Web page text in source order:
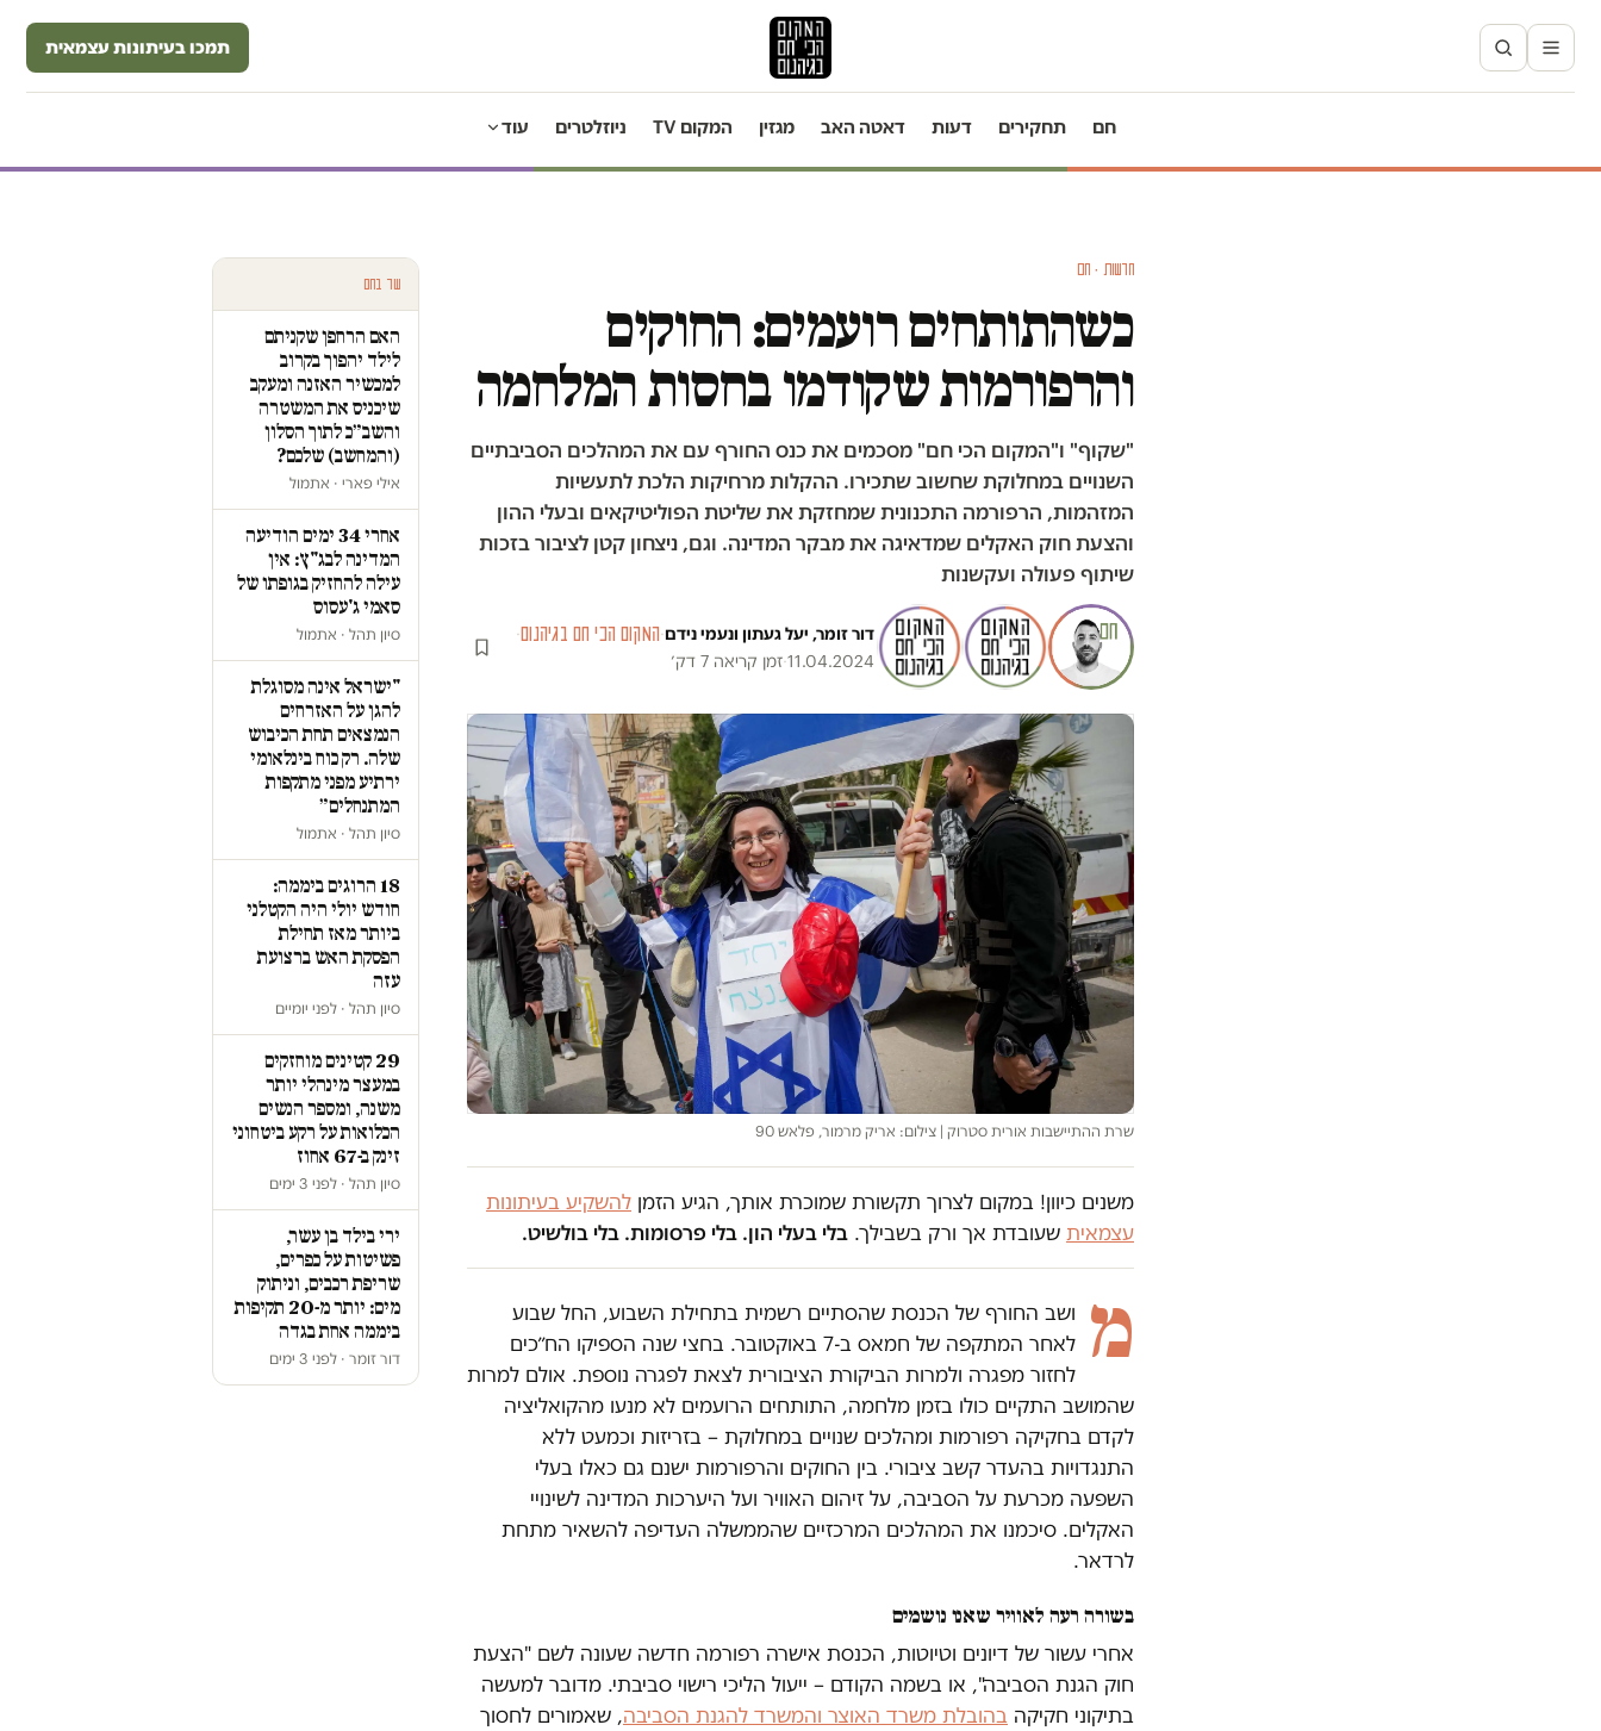
תמכו בעיתונות עצמאית
חם תחקירים דעות דאטה האב מגזין המקום TV ניוזלטרים עוד
חדשות · חם
כשהתותחים רועמים: החוקים
והרפורמות שקודמו בחסות המלחמה
"שקוף" ו"המקום הכי חם" מסכמים את כנס החורף עם את המהלכים הסביבתיים
השנויים במחלוקת שחשוב שתכירו. ההקלות מרחיקות הלכת לתעשיות
המזהמות, הרפורמה התכנונית שמחזקת את שליטת הפוליטיקאים ובעלי ההון
והצעת חוק האקלים שמדאיגה את מבקר המדינה. וגם, ניצחון קטן לציבור בזכות
שיתוף פעולה ועקשנות
דור זומר, יעל געתון ונעמי נידם·המקום הכי חם בגיהנום·
11.04.2024
·זמן קריאה 7 דק׳
שרת ההתיישבות אורית סטרוק | צילום: אריק מרמור, פלאש 90
משנים כיוון! במקום לצרוך תקשורת שמוכרת אותך, הגיע הזמן להשקיע בעיתונות
עצמאית שעובדת אך ורק בשבילך. בלי בעלי הון. בלי פרסומות. בלי בולשיט.
מ
ושב החורף של הכנסת שהסתיים רשמית בתחילת השבוע, החל שבוע
לאחר המתקפה של חמאס ב-7 באוקטובר. בחצי שנה הספיקו הח״כים
לחזור מפגרה ולמרות הביקורת הציבורית לצאת לפגרה נוספת. אולם למרות
שהמושב התקיים כולו בזמן מלחמה, התותחים הרועמים לא מנעו מהקואליציה
לקדם בחקיקה רפורמות ומהלכים שנויים במחלוקת – בזריזות וכמעט ללא
התנגדויות בהעדר קשב ציבורי. בין החוקים והרפורמות ישנם גם כאלו בעלי
השפעה מכרעת על הסביבה, על זיהום האוויר ועל היערכות המדינה לשינויי
האקלים. סיכמנו את המהלכים המרכזיים שהממשלה העדיפה להשאיר מתחת
לרדאר.
בשורה רעה לאוויר שאנו נושמים
אחרי עשור של דיונים וטיוטות, הכנסת אישרה רפורמה חדשה שעונה לשם "הצעת
חוק הגנת הסביבה", או בשמה הקודם – ייעול הליכי רישוי סביבתי. מדובר למעשה
בתיקוני חקיקה בהובלת משרד האוצר והמשרד להגנת הסביבה, שאמורים לחסוך
עוד בחם
האם הרחפן שקניתם
לילד יהפוך בקרוב
למכשיר האזנה ומעקב
שיכניס את המשטרה
והשב״כ לתוך הסלון
(והמחשב) שלכם?
אילי פארי · אתמול
אחרי 34 ימים הודיעה
המדינה לבג"ץ: אין
עילה להחזיק בגופתו של
סאמי ג'עסוס
סיון תהל · אתמול
"ישראל אינה מסוגלת
להגן על האזרחים
הנמצאים תחת הכיבוש
שלה. רק כוח בינלאומי
ירתיע מפני מתקפות
המתנחלים״
סיון תהל · אתמול
18 הרוגים ביממה:
חודש יולי היה הקטלני
ביותר מאז תחילת
הפסקת האש ברצועת
עזה
סיון תהל · לפני יומיים
29 קטינים מוחזקים
במעצר מינהלי יותר
משנה, ומספר הנשים
הכלואות על רקע ביטחוני
זינק ב-67 אחוז
סיון תהל · לפני 3 ימים
ירי בילד בן עשר,
פשיטות על כפרים,
שריפת רכבים, וניתוק
מים: יותר מ-20 תקיפות
ביממה אחת בגדה
דור זומר · לפני 3 ימים